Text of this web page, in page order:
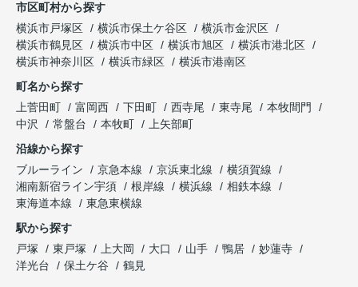
市区町村から探す
横浜市戸塚区
横浜市保土ケ谷区
横浜市金沢区
横浜市鶴見区
横浜市中区 横浜市旭区
横浜市港北区
横浜市神奈川区
横浜市緑区
横浜市港南区
町名から探す
上菅田町
富岡西 下田町 西寺尾 東寺尾
本牧間門
中沢
常盤台 本牧町
上矢部町
沿線から探す
ブルーライン
京急本線 京浜東北線
横須賀線
湘南新宿ライン宇須
根岸線 横浜線
相鉄本線
東海道本線
東急東横線
駅から探す
戸塚
東戸塚 上大岡 大口 山手 鴨居
妙蓮寺
洋光台
保土ケ谷 鶴見